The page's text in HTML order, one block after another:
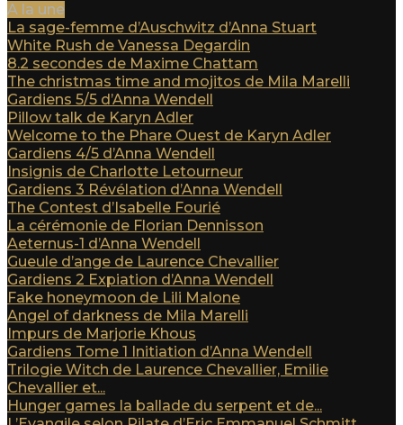
A la une
La sage-femme d’Auschwitz d’Anna Stuart
White Rush de Vanessa Degardin
8.2 secondes de Maxime Chattam
The christmas time and mojitos de Mila Marelli
Gardiens 5/5 d’Anna Wendell
Pillow talk de Karyn Adler
Welcome to the Phare Ouest de Karyn Adler
Gardiens 4/5 d’Anna Wendell
Insignis de Charlotte Letourneur
Gardiens 3 Révélation d’Anna Wendell
The Contest d’Isabelle Fourié
La cérémonie de Florian Dennisson
Aeternus-1 d’Anna Wendell
Gueule d’ange de Laurence Chevallier
Gardiens 2 Expiation d’Anna Wendell
Fake honeymoon de Lili Malone
Angel of darkness de Mila Marelli
Impurs de Marjorie Khous
Gardiens Tome 1 Initiation d’Anna Wendell
Trilogie Witch de Laurence Chevallier, Emilie
Chevallier et...
Hunger games la ballade du serpent et de...